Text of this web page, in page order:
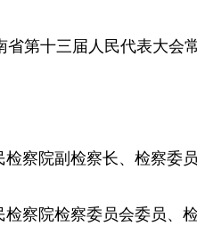
省第十三届人民代表大会
院副检察长、检察委员
院检察委员会委员、检